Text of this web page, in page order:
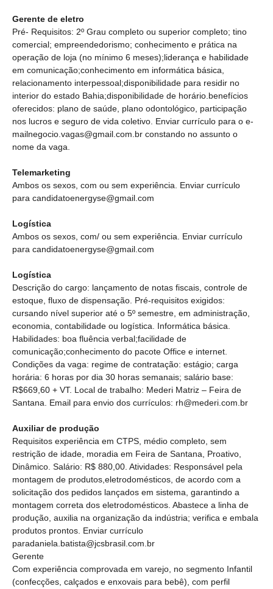
Gerente de eletro
Pré- Requisitos: 2º Grau completo ou superior completo; tino
comercial; empreendedorismo; conhecimento e prática na
operação de loja (no mínimo 6 meses);liderança e habilidade
em comunicação;conhecimento em informática básica,
relacionamento interpessoal;disponibilidade para residir no
interior do estado Bahia;disponibilidade de horário.benefícios
oferecidos: plano de saúde, plano odontológico, participação
nos lucros e seguro de vida coletivo. Enviar currículo para o e-
mailnegocio.vagas@gmail.com.br constando no assunto o
nome da vaga.
Telemarketing
Ambos os sexos, com ou sem experiência. Enviar currículo
para candidatoenergyse@gmail.com
Logística
Ambos os sexos, com/ ou sem experiência. Enviar currículo
para candidatoenergyse@gmail.com
Logística
Descrição do cargo: lançamento de notas fiscais, controle de
estoque, fluxo de dispensação. Pré-requisitos exigidos:
cursando nível superior até o 5º semestre, em administração,
economia, contabilidade ou logística. Informática básica.
Habilidades: boa fluência verbal;facilidade de
comunicação;conhecimento do pacote Office e internet.
Condições da vaga: regime de contratação: estágio; carga
horária: 6 horas por dia 30 horas semanais; salário base:
R$669,60 + VT. Local de trabalho: Mederi Matriz – Feira de
Santana. Email para envio dos currículos: rh@mederi.com.br
Auxiliar de produção
Requisitos experiência em CTPS, médio completo, sem
restrição de idade, moradia em Feira de Santana, Proativo,
Dinâmico. Salário: R$ 880,00. Atividades: Responsável pela
montagem de produtos,eletrodomésticos, de acordo com a
solicitação dos pedidos lançados em sistema, garantindo a
montagem correta dos eletrodomésticos. Abastece a linha de
produção, auxilia na organização da indústria; verifica e embala
produtos prontos. Enviar currículo
paradaniela.batista@jcsbrasil.com.br
Gerente
Com experiência comprovada em varejo, no segmento Infantil
(confecções, calçados e enxovais para bebê), com perfil